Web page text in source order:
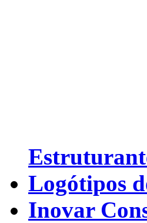
Logótipos
Inovar